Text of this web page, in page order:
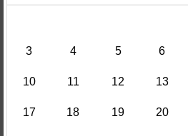
3 4 5 6
10 11 12 13
17 18 19 20